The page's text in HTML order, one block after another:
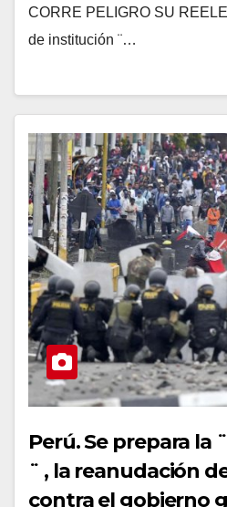
CORRE PELIGRO SU
de institución ¨…
Perú. Se prepara la
¨ , la reanudación
contra el gobierno